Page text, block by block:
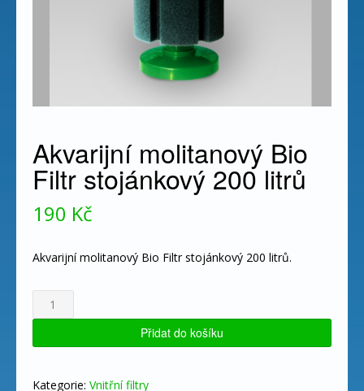
Akvarijní molitanový Bio
Filtr stojánkový 200 litrů
190 Kč
Akvarijní molitanový Bio Filtr stojánkový 200 litrů.
Akvarijní
molitanový
Filtr
200
Přidat do košíku
Kategorie: Vnitřní filtry